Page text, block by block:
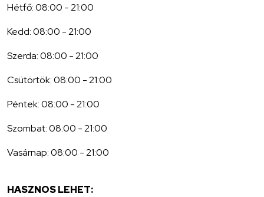
Hétfő: 08:00 - 21:00
Kedd: 08:00 - 21:00
Szerda: 08:00 - 21:00
Csütörtök: 08:00 - 21:00
Péntek: 08:00 - 21:00
Szombat: 08:00 - 21:00
Vasárnap: 08:00 - 21:00
HASZNOS LEHET: